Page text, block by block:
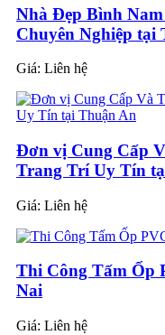
Nhà Đẹp Bình
Chuyên Nghiệp tại
Giá: Liên hệ
Đơn vị Cung Cấp
Trang Trí Uy Tín
Giá: Liên hệ
Thi Công Tấm Ốp
Nai
Giá: Liên hệ